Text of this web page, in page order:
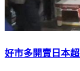
好市多開賣日本